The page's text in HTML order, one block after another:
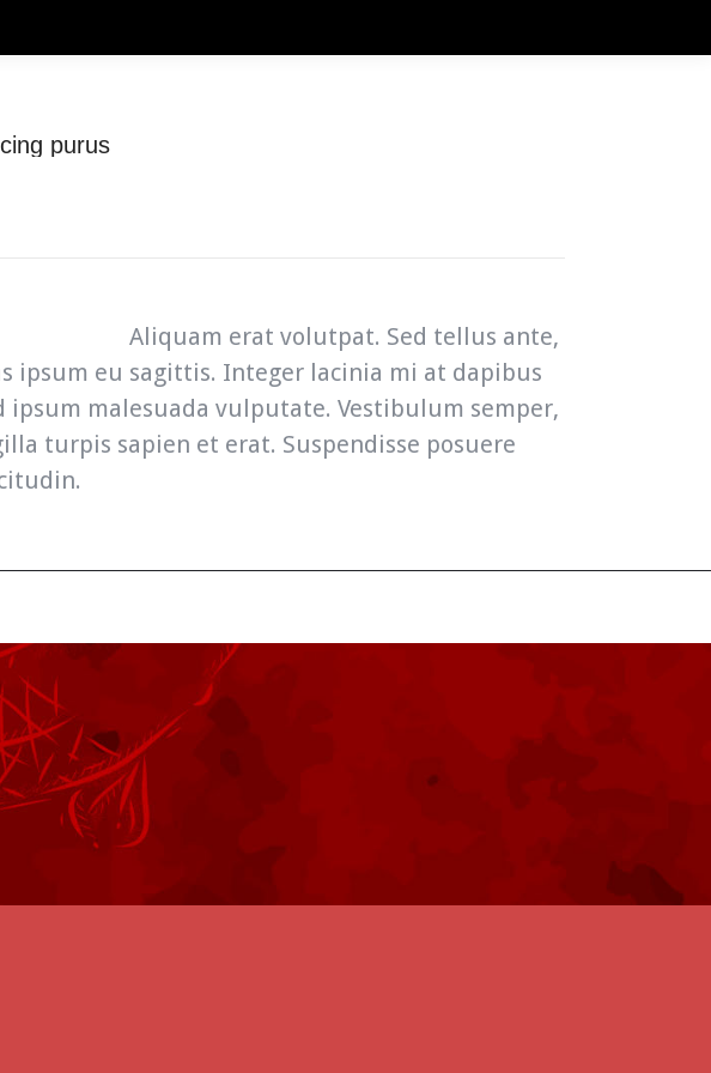
purus
Aliquam erat volutpat. Sed tellus ante,
ipsum eu sagittis. Integer lacinia mi at dapibus
malesuada vulputate. Vestibulum semper,
turpis sapien et erat. Suspendisse posuere
Ren He